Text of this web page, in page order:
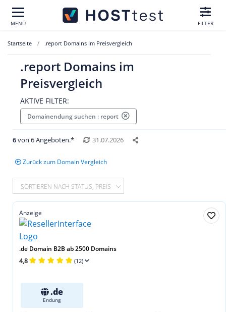
MENÜ FILTER
Startseite .report Domains im Preisvergleich
.report Domains im
Preisvergleich
AKTIVE FILTER:
Domainendung suchen : report
6von 6 Angeboten.* 31.07.2026
Zurück zum Domain Vergleich
SORTIEREN NACH STATUS, PREIS
Anzeige
.de Domain B2B ab 2500 Domains
4,8 (12)
.de
Endung